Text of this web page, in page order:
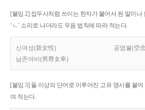
[붙임 2] 접두사처럼 쓰이는 한자가 붙어서 된 말이
‘ㄴ’ 소리로 나더라도 두음 법칙에 따라 적는다.
신여성(新女性)
공염불(空
남존여비(男尊女卑)
[붙임 3] 둘 이상의 단어로 이루어진 고유 명사를 붙
여 적는다.